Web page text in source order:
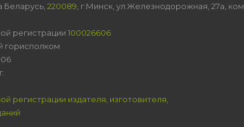
220089 , г.Минск, ул.Железнодорожная, 27а, ком
регистрации 100026606
горисполком
регистрации издателя, изготовителя,